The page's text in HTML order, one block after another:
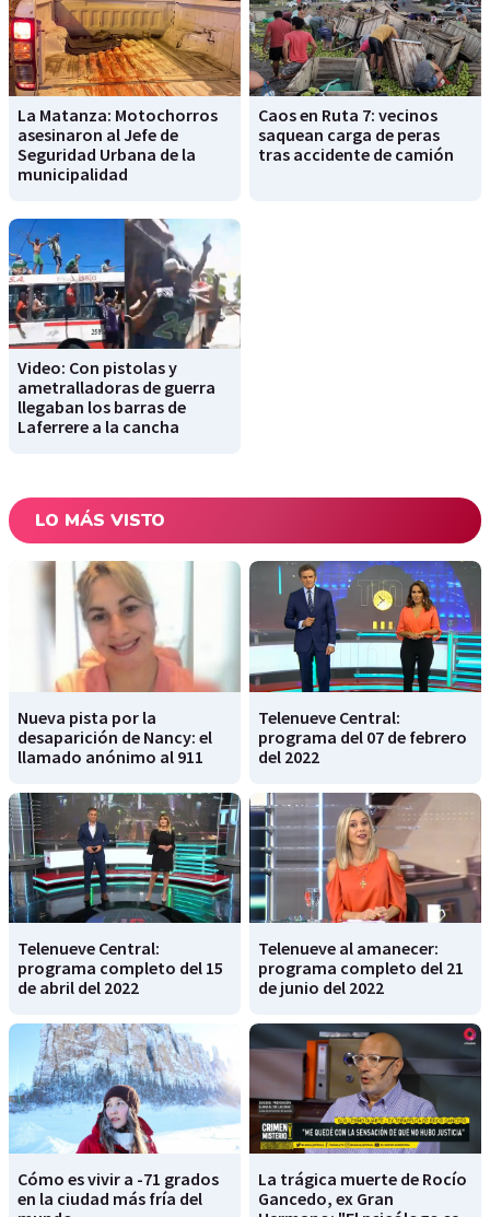
La Matanza: Motochorros
asesinaron al Jefe de
Seguridad Urbana de la
municipalidad
Caos en Ruta 7: vecinos
saquean carga de peras
tras accidente de camión
Video: Con pistolas y
ametralladoras de guerra
llegaban los barras de
Laferrere a la cancha
LO MÁS VISTO
Nueva pista por la
desaparición de Nancy: el
llamado anónimo al 911
Telenueve Central:
programa del 07 de febrero
del 2022
Telenueve Central:
programa completo del 15
de abril del 2022
Telenueve al amanecer:
programa completo del 21
de junio del 2022
Cómo es vivir a -71 grados
en la ciudad más fría del
La trágica muerte de Rocío
Gancedo, ex Gran